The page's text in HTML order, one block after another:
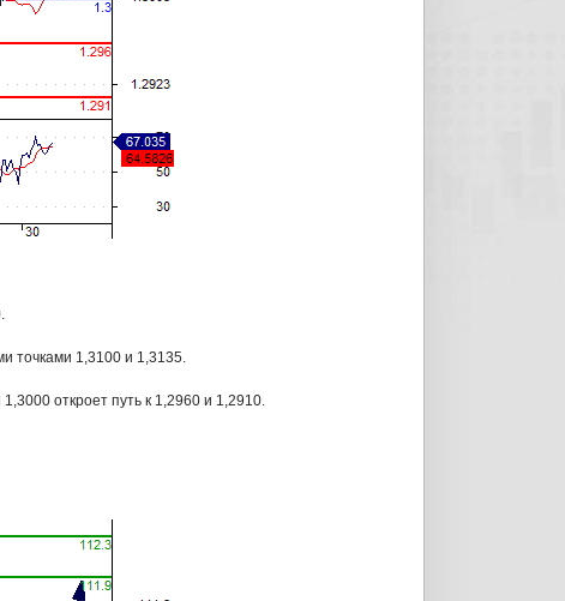
точками 1,3100 и 1,3135.
откроет путь к 1,2960 и 1,2910.